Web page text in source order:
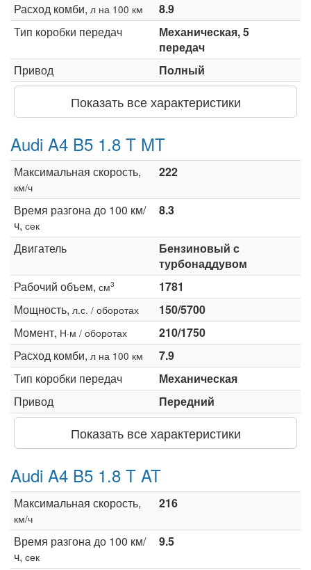
Расход комби, л на 100 км
8.9
Тип коробки передач
Механическая, 5
передач
Привод
Полный
Показать все характеристики
Audi A4 B5 1.8 T MT
Максимальная скорость,
км/ч
222
Время разгона до 100 км/
ч, сек
8.3
Двигатель
Бензиновый с
турбонаддувом
Рабочий объем, см3
1781
Мощность, л.с. / оборотах
150/5700
Момент, Н·м / оборотах
210/1750
Расход комби, л на 100 км
7.9
Тип коробки передач
Механическая
Привод
Передний
Показать все характеристики
Audi A4 B5 1.8 T AT
Максимальная скорость,
км/ч
216
Время разгона до 100 км/
ч, сек
9.5